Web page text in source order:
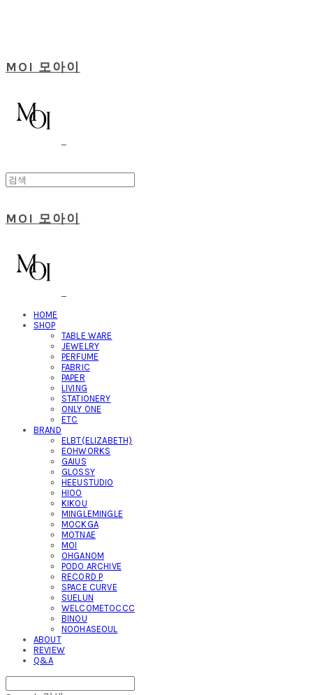
MOI 모아이
MOI 모아이
HOME
SHOP
TABLE WARE
JEWELRY
PERFUME
FABRIC
PAPER
LIVING
STATIONERY
ONLY ONE
ETC
BRAND
ELBT(ELIZABETH)
EOHWORKS
GAIUS
GLOSSY
HEEUSTUDIO
HIOO
KIKOU
MINGLEMINGLE
MOCKGA
MOTNAE
MOI
OHGANOM
PODO ARCHIVE
RECORD P
SPACE CURVE
SUELUN
WELCOMETOCCC
BINOU
NOOHASEOUL
ABOUT
REVIEW
Q&A